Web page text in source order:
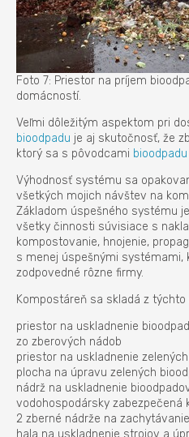
Foto 7: Priestor na príjem
domácností.
Veľmi dôležitým aspektom pri
bioodpadu je aj skutočnosť, že
ktorý sa s pôvodcami bioodpadu
Výhodnosť systému sa
všetkých mojich návštev na
Základom úspešného systému
všetky činnosti súvisiace s
kompostovanie, hnojenie,
s menej úspešnými systémami,
zodpovedné rôzne firmy.
Kompostáreň sa skladá z týchto
priestor na uskladnenie
zo zberových nádob
priestor na uskladnenie
plocha na úpravu zelených
nádrž na uskladnenie
vodohospodársky zabezpečená
2 zberné nádrže na